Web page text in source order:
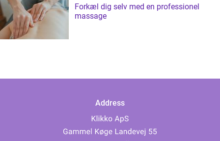
Forkæl dig selv med en professionel
massage
Address